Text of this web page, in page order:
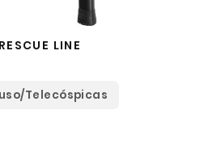
RESCUE LINE
Telecóspicas